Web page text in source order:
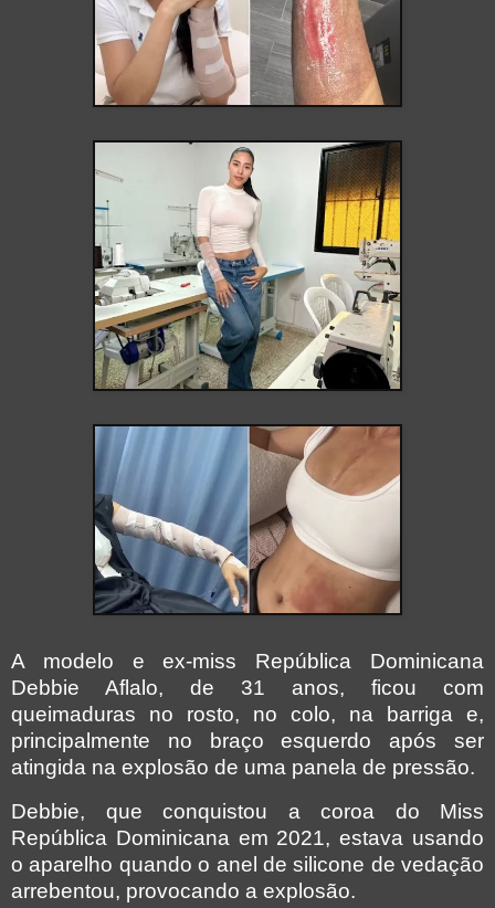
A modelo e ex-miss República Dominicana
Debbie Aflalo, de 31 anos, ficou com
queimaduras no rosto, no colo, na barriga e,
principalmente no braço esquerdo após ser
atingida na explosão de uma panela de pressão.
Debbie, que conquistou a coroa do Miss
República Dominicana em 2021, estava usando
o aparelho quando o anel de silicone de vedação
arrebentou, provocando a explosão.